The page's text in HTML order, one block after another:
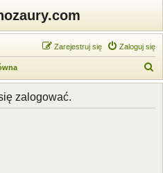
Zaloguj się
Zarejestruj się
z
zalogować.